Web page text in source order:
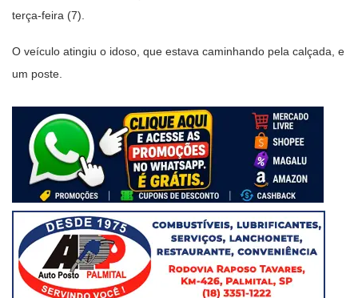
terça-feira (7).
O veículo atingiu o idoso, que estava caminhando pela calçada, e
um poste.